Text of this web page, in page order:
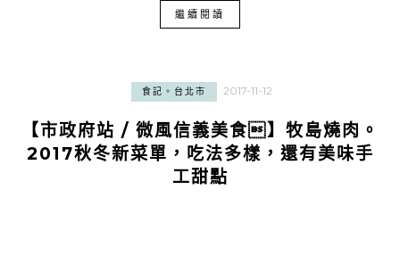
繼續閱讀
食記。台北市 2017-11-12
【市政府站 / 微風信義美食】牧島燒肉。
2017秋冬新菜單，吃法多樣，還有美味手
工甜點